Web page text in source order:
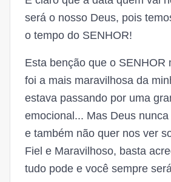
será o nosso Deus, pois
o tempo do SENHOR!
Esta benção que o SENHOR
foi a mais maravilhosa da
estava passando por uma
emocional... Mas Deus
e também não quer nos ver
Fiel e Maravilhoso, basta
tudo pode e você sempre